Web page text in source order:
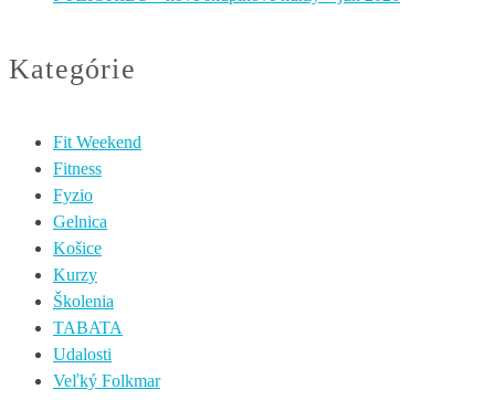
Kategórie
Fit Weekend
Fitness
Fyzio
Gelnica
Košice
Kurzy
Školenia
TABATA
Udalosti
Veľký Folkmar